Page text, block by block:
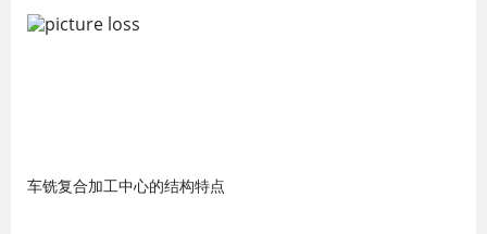
车铣复合加工中心的结构特点